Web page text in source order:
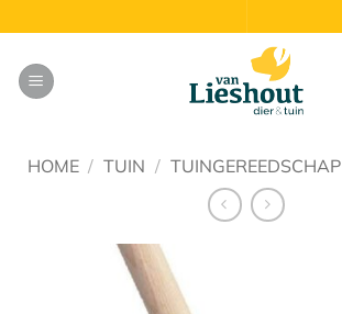
naar
inhoud
HOME / TUIN / TUINGEREEDSCHAP